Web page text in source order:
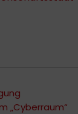
„Cyberraum“